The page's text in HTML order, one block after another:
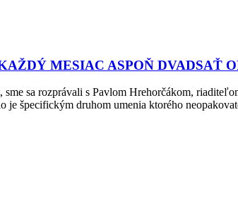
MESIAC ASPOŇ DVADSAŤ
sa rozprávali s Pavlom Hrehorčákom,
špecifickým druhom umenia ktorého